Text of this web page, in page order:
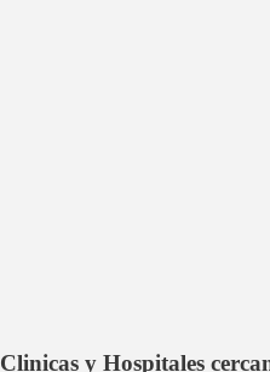
Clinicas y Hospitales